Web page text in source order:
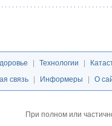
Технологии
связь Информеры О
При полном или